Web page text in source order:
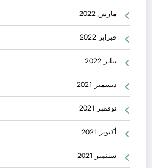
مارس 2022
فبراير 2022
يناير 2022
ديسمبر 2021
نوفمبر 2021
أكتوبر 2021
سبتمبر 2021